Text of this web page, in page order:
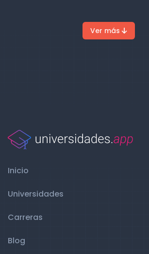
Ver más
Inicio
Universidades
Carreras
Blog